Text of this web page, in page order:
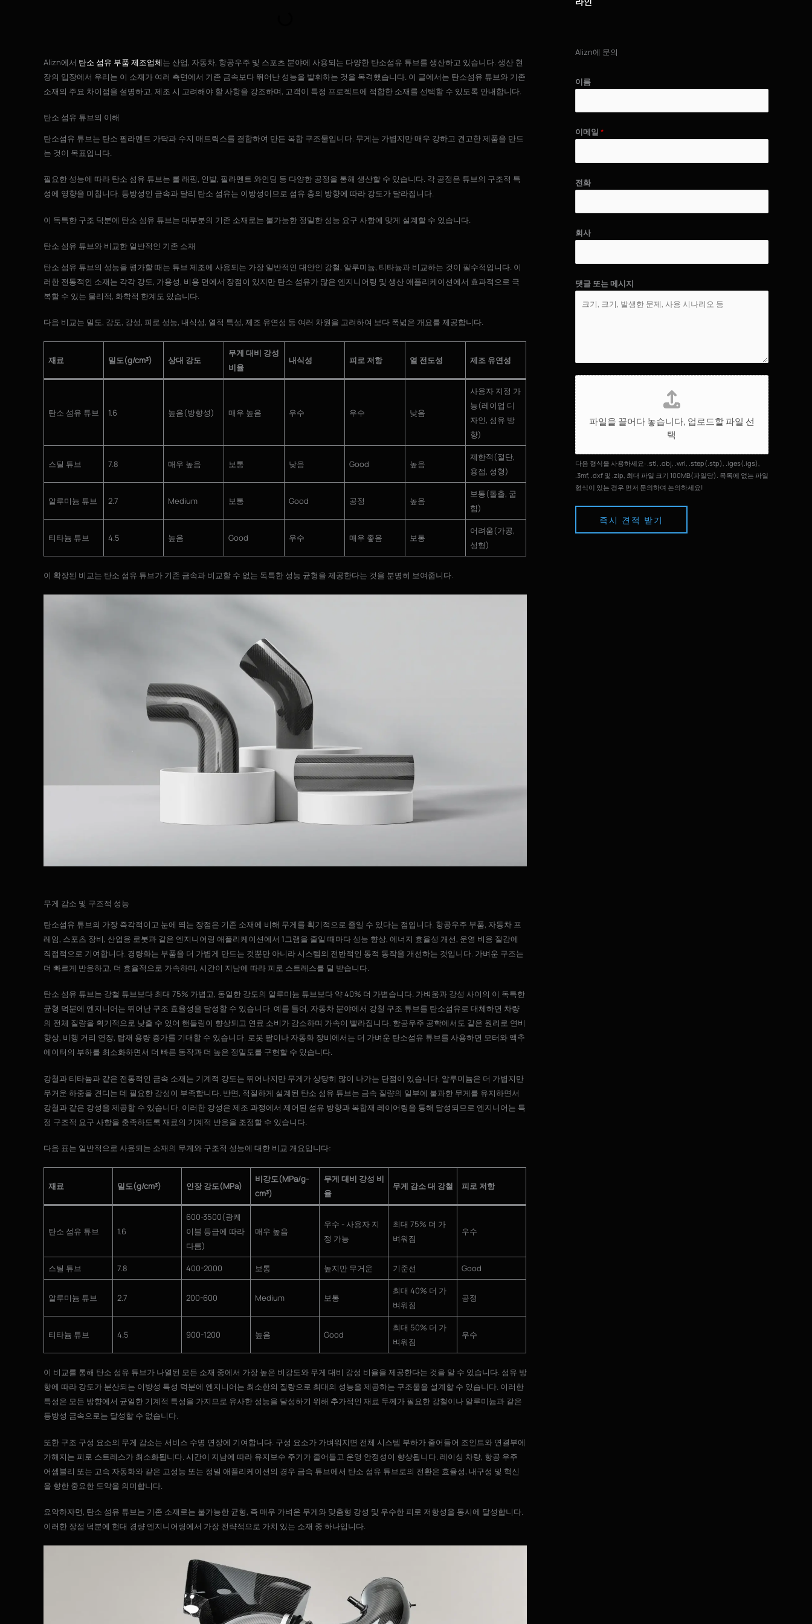
Alizn에서 탄소 섬유 부품 제조업체는 산업, 자동차, 항공우주 및 스포츠 분야에 사용되는 다양한 탄소섬유 튜브를 생산하고 있습니다. 생산 현
장의 입장에서 우리는 이 소재가 여러 측면에서 기존 금속보다 뛰어난 성능을 발휘하는 것을 목격했습니다. 이 글에서는 탄소섬유 튜브와 기존
소재의 주요 차이점을 설명하고, 제조 시 고려해야 할 사항을 강조하며, 고객이 특정 프로젝트에 적합한 소재를 선택할 수 있도록 안내합니다.
탄소 섬유 튜브의 이해
탄소섬유 튜브는 탄소 필라멘트 가닥과 수지 매트릭스를 결합하여 만든 복합 구조물입니다. 무게는 가볍지만 매우 강하고 견고한 제품을 만드
는 것이 목표입니다.
필요한 성능에 따라 탄소 섬유 튜브는 롤 래핑, 인발, 필라멘트 와인딩 등 다양한 공정을 통해 생산할 수 있습니다. 각 공정은 튜브의 구조적 특
성에 영향을 미칩니다. 등방성인 금속과 달리 탄소 섬유는 이방성이므로 섬유 층의 방향에 따라 강도가 달라집니다.
이 독특한 구조 덕분에 탄소 섬유 튜브는 대부분의 기존 소재로는 불가능한 정밀한 성능 요구 사항에 맞게 설계할 수 있습니다.
탄소 섬유 튜브와 비교한 일반적인 기존 소재
탄소 섬유 튜브의 성능을 평가할 때는 튜브 제조에 사용되는 가장 일반적인 대안인 강철, 알루미늄, 티타늄과 비교하는 것이 필수적입니다. 이
러한 전통적인 소재는 각각 강도, 가용성, 비용 면에서 장점이 있지만 탄소 섬유가 많은 엔지니어링 및 생산 애플리케이션에서 효과적으로 극
복할 수 있는 물리적, 화학적 한계도 있습니다.
다음 비교는 밀도, 강도, 강성, 피로 성능, 내식성, 열적 특성, 제조 유연성 등 여러 차원을 고려하여 보다 폭넓은 개요를 제공합니다.
재료 밀도(g/cm³) 상대 강도
무게 대비 강성
비율
내식성 피로 저항 열 전도성 제조 유연성
탄소 섬유 튜브 1.6 높음(방향성) 매우 높음 우수 우수 낮음
사용자 지정 가
능(레이업 디
자인, 섬유 방
향)
스틸 튜브 7.8 매우 높음 보통 낮음 Good 높음
제한적(절단,
용접, 성형)
알루미늄 튜브 2.7 Medium 보통 Good 공정 높음
보통(돌출, 굽
힘)
티타늄 튜브 4.5 높음 Good 우수 매우 좋음 보통
어려움(가공,
성형)
이 확장된 비교는 탄소 섬유 튜브가 기존 금속과 비교할 수 없는 독특한 성능 균형을 제공한다는 것을 분명히 보여줍니다.
무게 감소 및 구조적 성능
탄소섬유 튜브의 가장 즉각적이고 눈에 띄는 장점은 기존 소재에 비해 무게를 획기적으로 줄일 수 있다는 점입니다. 항공우주 부품, 자동차 프
레임, 스포츠 장비, 산업용 로봇과 같은 엔지니어링 애플리케이션에서 1그램을 줄일 때마다 성능 향상, 에너지 효율성 개선, 운영 비용 절감에
직접적으로 기여합니다. 경량화는 부품을 더 가볍게 만드는 것뿐만 아니라 시스템의 전반적인 동적 동작을 개선하는 것입니다. 가벼운 구조는
더 빠르게 반응하고, 더 효율적으로 가속하며, 시간이 지남에 따라 피로 스트레스를 덜 받습니다.
탄소 섬유 튜브는 강철 튜브보다 최대 75% 가볍고, 동일한 강도의 알루미늄 튜브보다 약 40% 더 가볍습니다. 가벼움과 강성 사이의 이 독특한
균형 덕분에 엔지니어는 뛰어난 구조 효율성을 달성할 수 있습니다. 예를 들어, 자동차 분야에서 강철 구조 튜브를 탄소섬유로 대체하면 차량
의 전체 질량을 획기적으로 낮출 수 있어 핸들링이 향상되고 연료 소비가 감소하며 가속이 빨라집니다. 항공우주 공학에서도 같은 원리로 연비
향상, 비행 거리 연장, 탑재 용량 증가를 기대할 수 있습니다. 로봇 팔이나 자동화 장비에서는 더 가벼운 탄소섬유 튜브를 사용하면 모터와 액추
에이터의 부하를 최소화하면서 더 빠른 동작과 더 높은 정밀도를 구현할 수 있습니다.
강철과 티타늄과 같은 전통적인 금속 소재는 기계적 강도는 뛰어나지만 무게가 상당히 많이 나가는 단점이 있습니다. 알루미늄은 더 가볍지만
무거운 하중을 견디는 데 필요한 강성이 부족합니다. 반면, 적절하게 설계된 탄소 섬유 튜브는 금속 질량의 일부에 불과한 무게를 유지하면서
강철과 같은 강성을 제공할 수 있습니다. 이러한 강성은 제조 과정에서 제어된 섬유 방향과 복합재 레이어링을 통해 달성되므로 엔지니어는 특
정 구조적 요구 사항을 충족하도록 재료의 기계적 반응을 조정할 수 있습니다.
다음 표는 일반적으로 사용되는 소재의 무게와 구조적 성능에 대한 비교 개요입니다:
재료 밀도(g/cm³) 인장 강도(MPa)
비강도(MPa/g-
cm³)
무게 대비 강성 비
율
무게 감소 대 강철 피로 저항
탄소 섬유 튜브 1.6
600-3500(광케
이블 등급에 따라
다름)
매우 높음
우수 - 사용자 지
정 가능
최대 75% 더 가
벼워짐
우수
스틸 튜브 7.8 400-2000 보통 높지만 무거운 기준선 Good
알루미늄 튜브 2.7 200-600 Medium 보통
최대 40% 더 가
벼워짐
공정
티타늄 튜브 4.5 900-1200 높음 Good
최대 50% 더 가
벼워짐
우수
이 비교를 통해 탄소 섬유 튜브가 나열된 모든 소재 중에서 가장 높은 비강도와 무게 대비 강성 비율을 제공한다는 것을 알 수 있습니다. 섬유 방
향에 따라 강도가 분산되는 이방성 특성 덕분에 엔지니어는 최소한의 질량으로 최대의 성능을 제공하는 구조물을 설계할 수 있습니다. 이러한
특성은 모든 방향에서 균일한 기계적 특성을 가지므로 유사한 성능을 달성하기 위해 추가적인 재료 두께가 필요한 강철이나 알루미늄과 같은
등방성 금속으로는 달성할 수 없습니다.
또한 구조 구성 요소의 무게 감소는 서비스 수명 연장에 기여합니다. 구성 요소가 가벼워지면 전체 시스템 부하가 줄어들어 조인트와 연결부에
가해지는 피로 스트레스가 최소화됩니다. 시간이 지남에 따라 유지보수 주기가 줄어들고 운영 안정성이 향상됩니다. 레이싱 차량, 항공 우주
어셈블리 또는 고속 자동화와 같은 고성능 또는 정밀 애플리케이션의 경우 금속 튜브에서 탄소 섬유 튜브로의 전환은 효율성, 내구성 및 혁신
을 향한 중요한 도약을 의미합니다.
요약하자면, 탄소 섬유 튜브는 기존 소재로는 불가능한 균형, 즉 매우 가벼운 무게와 맞춤형 강성 및 우수한 피로 저항성을 동시에 달성합니다.
이러한 장점 덕분에 현대 경량 엔지니어링에서 가장 전략적으로 가치 있는 소재 중 하나입니다.
Alizn에 문의
이름
이메일 *
전화
회사
댓글 또는 메시지
파
일
업
로
드
파일을 끌어다 놓습니다, 업로드할 파일 선
택
다음 형식을 사용하세요: .stl, .obj, .wrl, .step(.stp), .iges(.igs),
.3mf, .dxf 및 .zip, 최대 파일 크기 100MB(파일당). 목록에 없는 파일
형식이 있는 경우 먼저 문의하여 논의하세요!
즉시 견적 받기